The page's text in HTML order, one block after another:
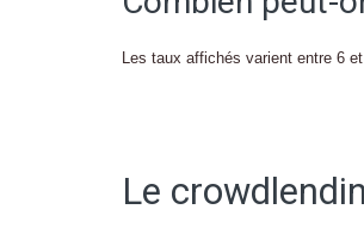
Les taux affichés varient entre 6
Le